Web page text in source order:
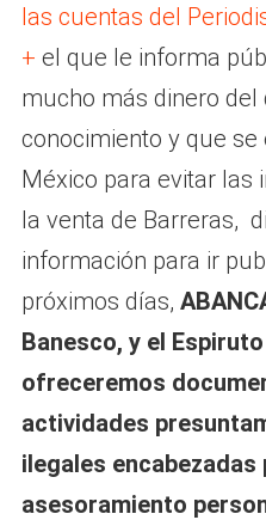
las cuentas del
+ el que le informa
mucho más dinero
conocimiento y que se
México para evitar las
la venta de Barreras,
información para ir
próximos días,
Banesco, y el
ofreceremos
actividades
ilegales
asesoramiento